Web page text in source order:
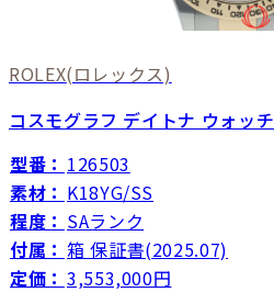
ROLEX(ロレックス)
コスモグラフ デイトナ ウォッチ
型番： 126503
素材： K18YG/SS
程度： SAランク
付属： 箱 保証書(2025.07)
定価： 3,553,000円